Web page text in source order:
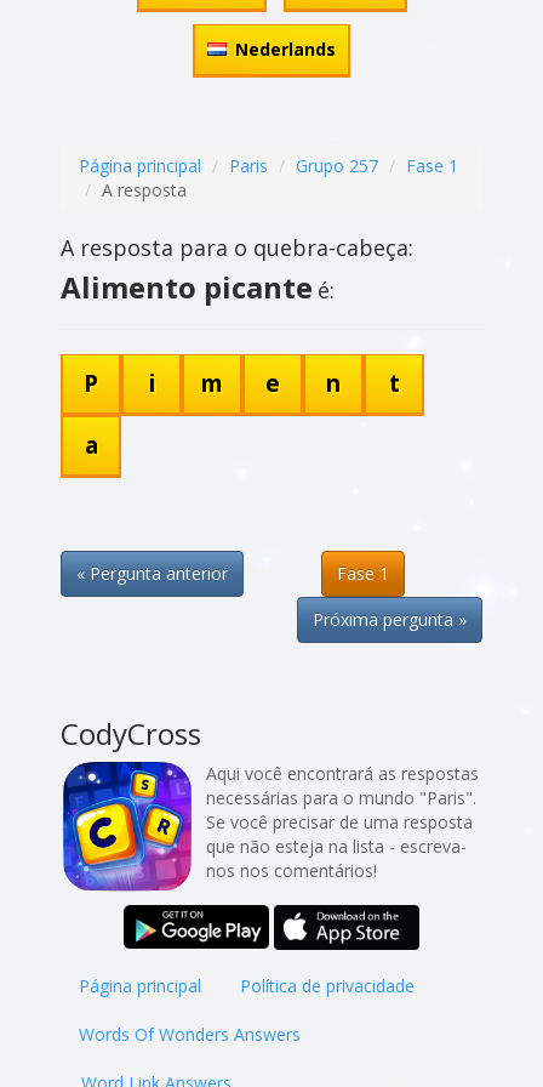
Nederlands
Página principal Paris Grupo 257
Fase 1
A resposta
A resposta para o quebra-cabeça:
Alimento picante é:
P i m e n
t
a
« Pergunta anterior
Fase 1
Próxima pergunta »
CodyCross
Aqui você encontrará as respostas
necessárias para o mundo "Paris".
Se você precisar de uma resposta
que não esteja na lista - escreva-
nos nos comentários!
Página principal Política de privacidade
Words Of Wonders Answers
Word Link Answers